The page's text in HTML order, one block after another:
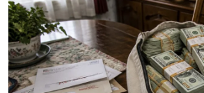
kawasan seluas lapan hektar
hampir seminggu dan saya
Tapi kini hanya tiga hari sudah
Artikel Berkaitan: